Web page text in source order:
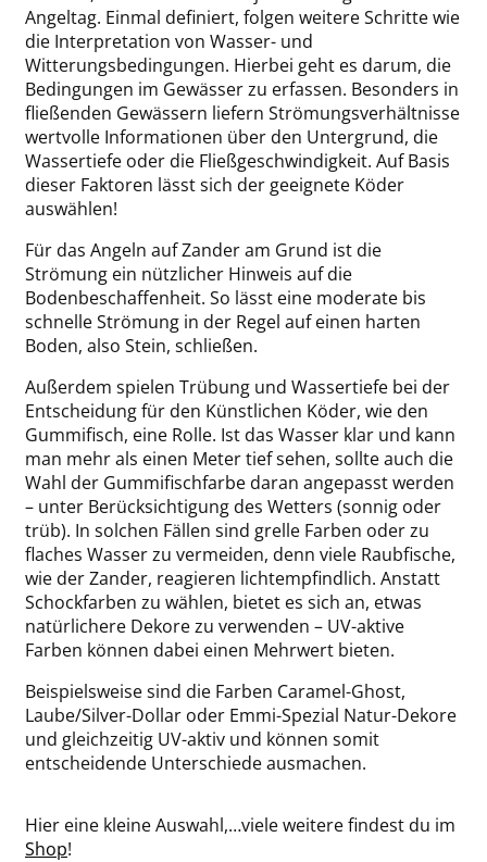
Angeltag. Einmal definiert, folgen weitere Schritte wie
die Interpretation von Wasser- und
Witterungsbedingungen. Hierbei geht es darum, die
Bedingungen im Gewässer zu erfassen. Besonders in
fließenden Gewässern liefern Strömungsverhältnisse
wertvolle Informationen über den Untergrund, die
Wassertiefe oder die Fließgeschwindigkeit. Auf Basis
dieser Faktoren lässt sich der geeignete Köder
auswählen!
Für das Angeln auf Zander am Grund ist die
Strömung ein nützlicher Hinweis auf die
Bodenbeschaffenheit. So lässt eine moderate bis
schnelle Strömung in der Regel auf einen harten
Boden, also Stein, schließen.
Außerdem spielen Trübung und Wassertiefe bei der
Entscheidung für den Künstlichen Köder, wie den
Gummifisch, eine Rolle. Ist das Wasser klar und kann
man mehr als einen Meter tief sehen, sollte auch die
Wahl der Gummifischfarbe daran angepasst werden
– unter Berücksichtigung des Wetters (sonnig oder
trüb). In solchen Fällen sind grelle Farben oder zu
flaches Wasser zu vermeiden, denn viele Raubfische,
wie der Zander, reagieren lichtempfindlich. Anstatt
Schockfarben zu wählen, bietet es sich an, etwas
natürlichere Dekore zu verwenden – UV-aktive
Farben können dabei einen Mehrwert bieten.
Beispielsweise sind die Farben Caramel-Ghost,
Laube/Silver-Dollar oder Emmi-Spezial Natur-Dekore
und gleichzeitig UV-aktiv und können somit
entscheidende Unterschiede ausmachen.
Hier eine kleine Auswahl,…viele weitere findest du im
Shop!